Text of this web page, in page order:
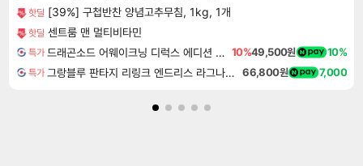
핫딜 [39%] 구첩반찬 양념고추무침, 1kg, 1개
핫딜 센트룸 맨 멀티비타민
특가 드래곤소드 어웨이크닝 디럭스 에디션 DragonSword Awakening Deluxe Edition 10%49,500원 10%
특가 그랑블루 판타지 리링크 엔드리스 라그나로크 Granblue Fantasy Relink Endless Ragnarok 66,800원 7,000